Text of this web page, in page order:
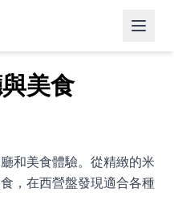
美食
和美食體驗。從精緻的米
，在西營盤發現適合各種